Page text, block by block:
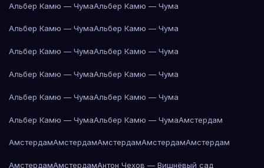
Альбер Камю — ЧумаАльбер Камю — Чума
Альбер Камю — ЧумаАльбер Камю — Чума
Альбер Камю — ЧумаАльбер Камю — Чума
Альбер Камю — ЧумаАльбер Камю — Чума
Альбер Камю — ЧумаАльбер Камю — Чума
Альбер Камю — ЧумаАльбер Камю — ЧумаАмстердам
АмстердамАмстердамАмстердамАмстердамАмстердам
АмстердамАмстердамАнтон Чехов — Вишнёвый сад